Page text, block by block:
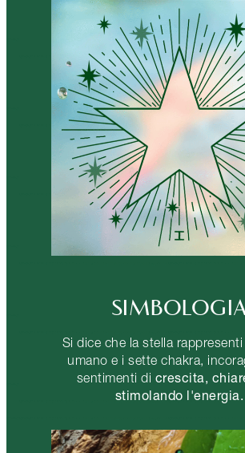
Si dice che la stella
umano e i sette chakra,
sentimenti di crescita,
stimolando l'energia.